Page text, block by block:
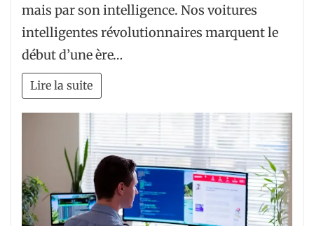
mais par son intelligence. Nos voitures
intelligentes révolutionnaires marquent le
début d’une ère…
Lire la suite